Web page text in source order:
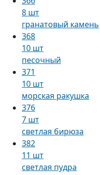
8 шт
гранатовый камень
368
10 шт
песочный
371
10 шт
морская ракушка
376
7 шт
светлая бирюза
382
11 шт
светлая пудра